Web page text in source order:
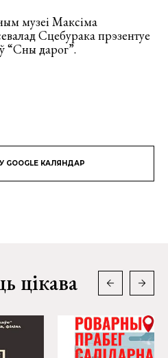
музеі Максіма
Сцебурака прэзентуе
“Сны дарог”.
КАЛЯНДАР
цікава